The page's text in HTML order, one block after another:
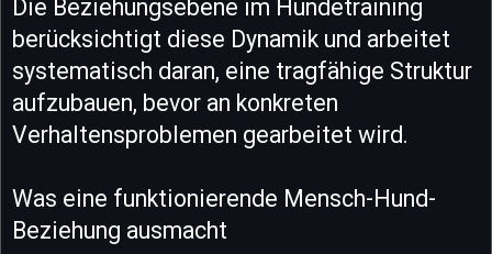
Die Beziehungsebene im Hundetraining
berücksichtigt diese Dynamik und arbeitet
systematisch daran, eine tragfähige Struktur
aufzubauen, bevor an konkreten
Verhaltensproblemen gearbeitet wird.
Was eine funktionierende Mensch-Hund-
Beziehung ausmacht